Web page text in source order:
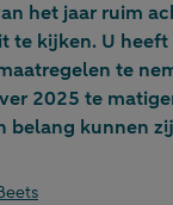
het jaar ruim
te kijken. U
te
2025 te
belang kunnen